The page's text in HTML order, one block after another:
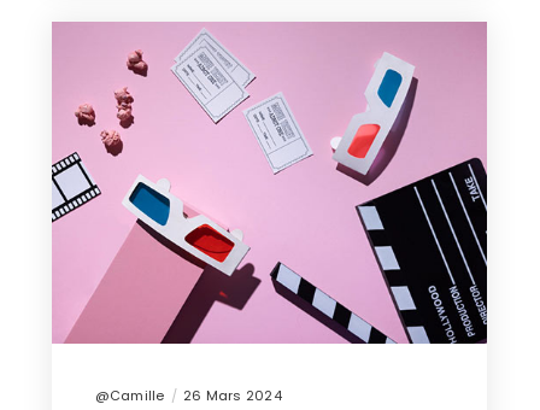
@Camille
26 Mars 2024